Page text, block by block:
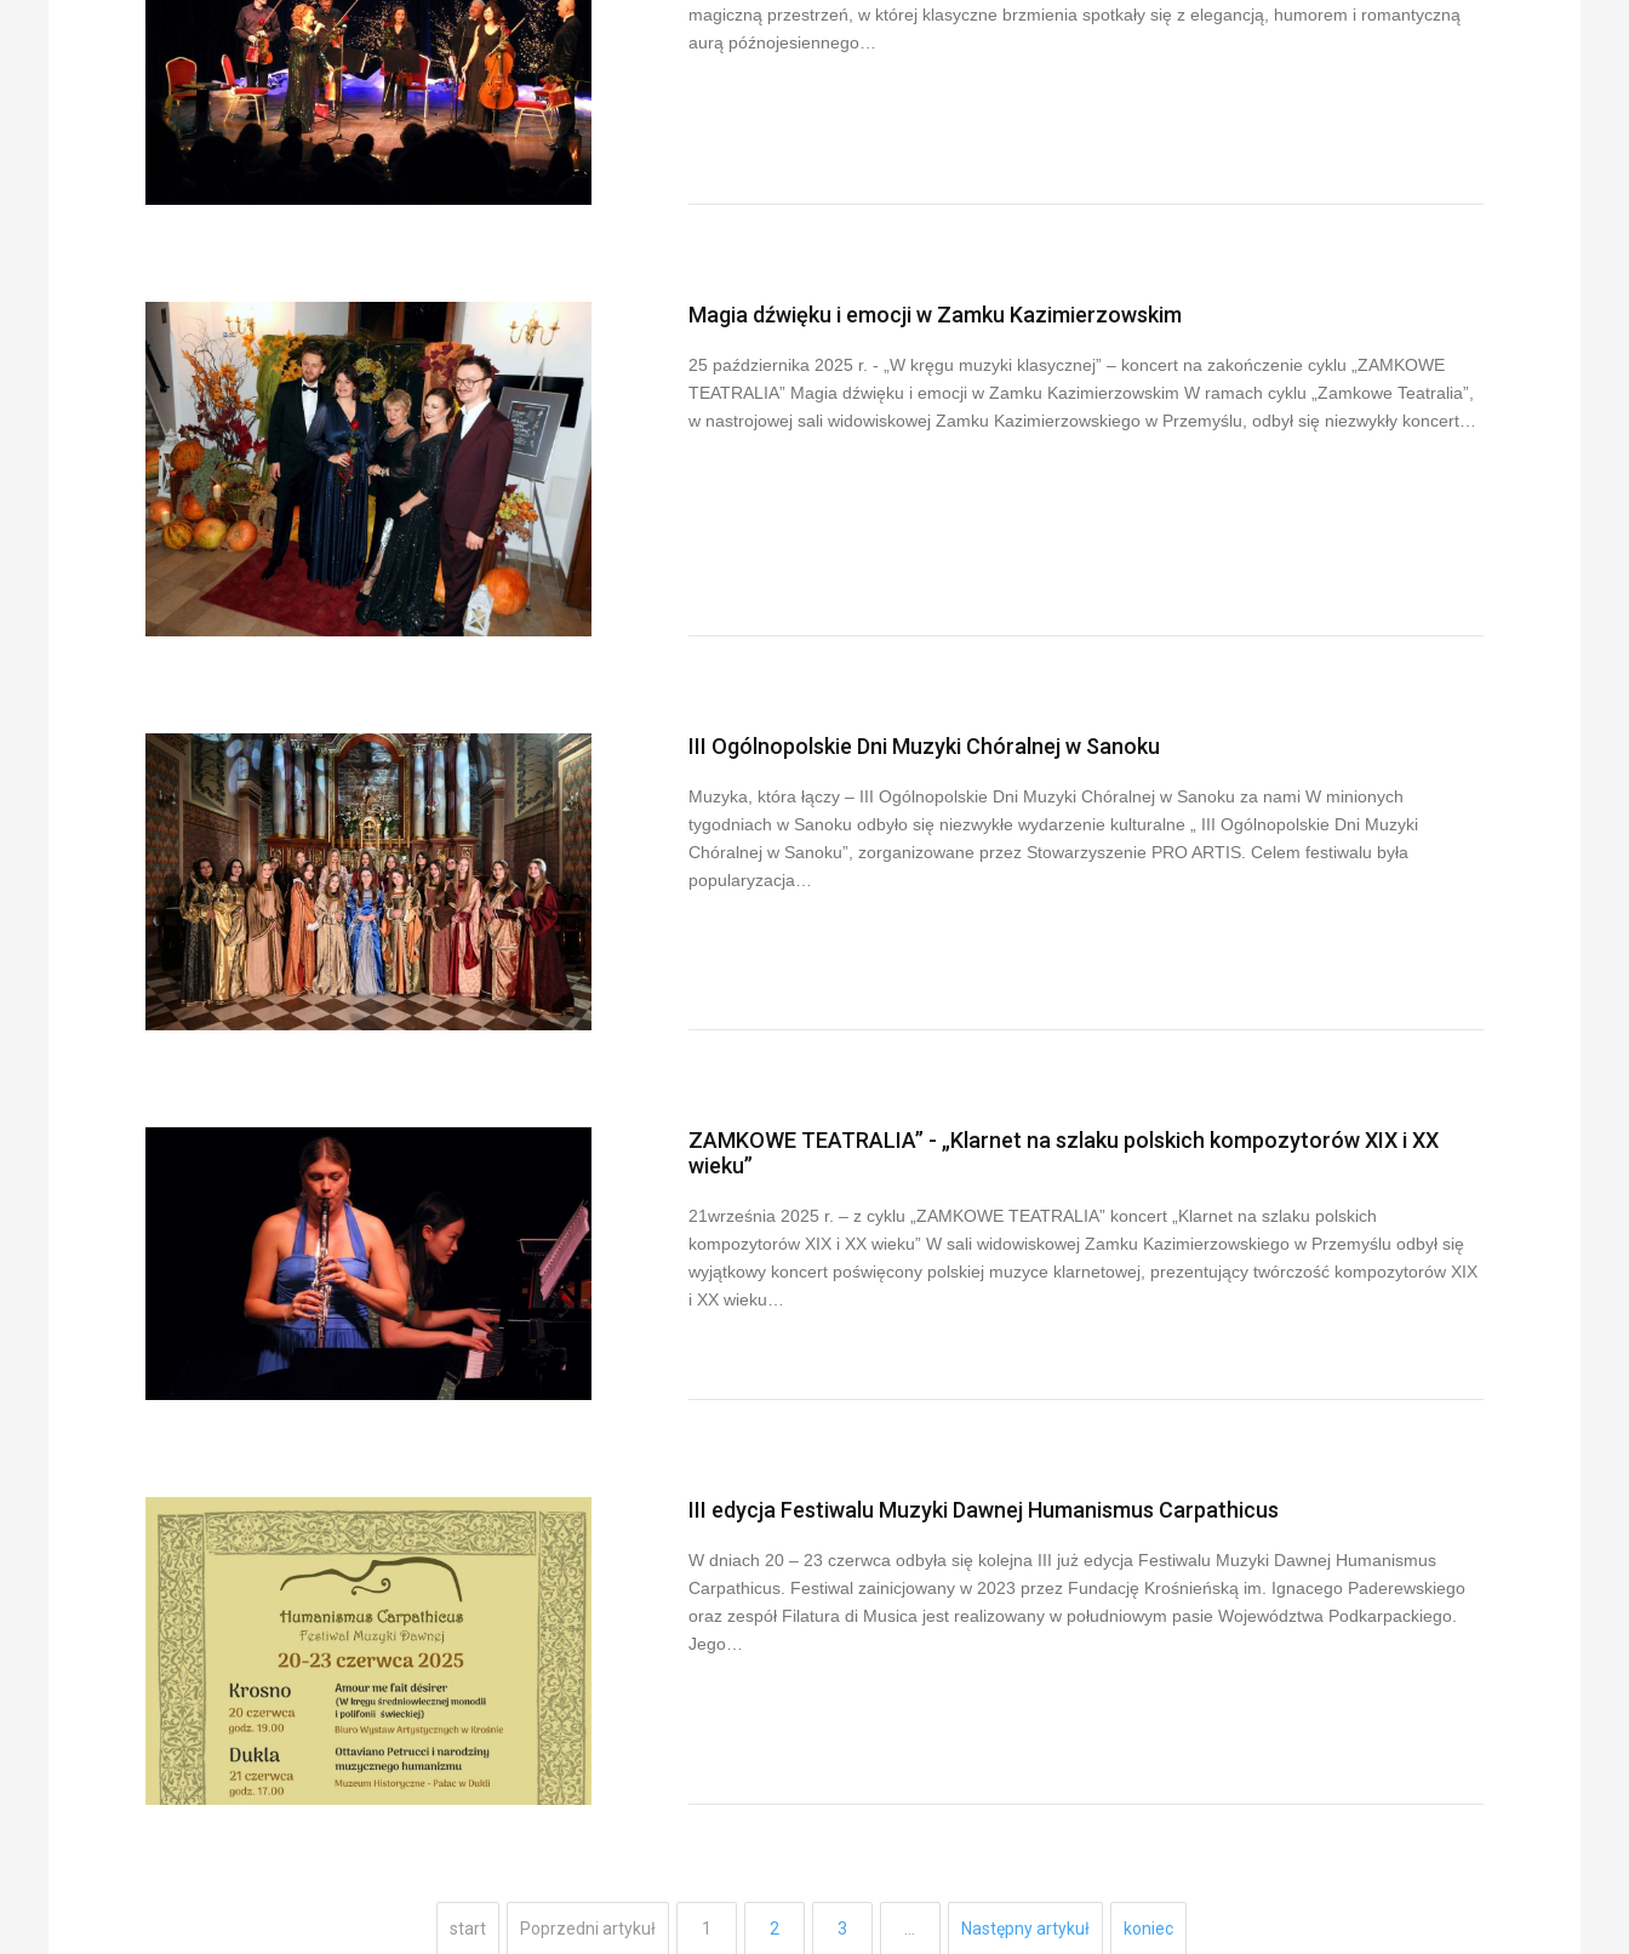
magiczną przestrzeń, w której klasyczne brzmienia spotkały się z elegancją, humorem i romantyczną
aurą późnojesiennego…
Magia dźwięku i emocji w Zamku Kazimierzowskim
25 października 2025 r. - „W kręgu muzyki klasycznej” – koncert na zakończenie cyklu „ZAMKOWE
TEATRALIA” Magia dźwięku i emocji w Zamku Kazimierzowskim W ramach cyklu „Zamkowe Teatralia”,
w nastrojowej sali widowiskowej Zamku Kazimierzowskiego w Przemyślu, odbył się niezwykły koncert…
III Ogólnopolskie Dni Muzyki Chóralnej w Sanoku
Muzyka, która łączy – III Ogólnopolskie Dni Muzyki Chóralnej w Sanoku za nami W minionych
tygodniach w Sanoku odbyło się niezwykłe wydarzenie kulturalne „ III Ogólnopolskie Dni Muzyki
Chóralnej w Sanoku”, zorganizowane przez Stowarzyszenie PRO ARTIS. Celem festiwalu była
popularyzacja…
ZAMKOWE TEATRALIA” - „Klarnet na szlaku polskich kompozytorów XIX i XX
wieku”
21września 2025 r. – z cyklu „ZAMKOWE TEATRALIA” koncert „Klarnet na szlaku polskich
kompozytorów XIX i XX wieku” W sali widowiskowej Zamku Kazimierzowskiego w Przemyślu odbył się
wyjątkowy koncert poświęcony polskiej muzyce klarnetowej, prezentujący twórczość kompozytorów XIX
i XX wieku…
III edycja Festiwalu Muzyki Dawnej Humanismus Carpathicus
W dniach 20 – 23 czerwca odbyła się kolejna III już edycja Festiwalu Muzyki Dawnej Humanismus
Carpathicus. Festiwal zainicjowany w 2023 przez Fundację Krośnieńską im. Ignacego Paderewskiego
oraz zespół Filatura di Musica jest realizowany w południowym pasie Województwa Podkarpackiego.
Jego…
start Poprzedni artykuł 1 2 3 Następny artykuł koniec